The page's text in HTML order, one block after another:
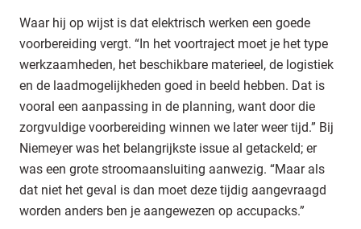
Waar hij op wijst is dat elektrisch werken een goede
voorbereiding vergt. “In het voortraject moet je het type
werkzaamheden, het beschikbare materieel, de logistiek
en de laadmogelijkheden goed in beeld hebben. Dat is
vooral een aanpassing in de planning, want door die
zorgvuldige voorbereiding winnen we later weer tijd.” Bij
Niemeyer was het belangrijkste issue al getackeld; er
was een grote stroomaansluiting aanwezig. “Maar als
dat niet het geval is dan moet deze tijdig aangevraagd
worden anders ben je aangewezen op accupacks.”